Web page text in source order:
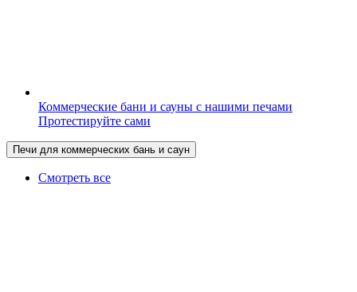
Коммерческие бани и сауны с нашими печами
Протестируйте сами
Печи для коммерческих бань и саун
Смотреть все